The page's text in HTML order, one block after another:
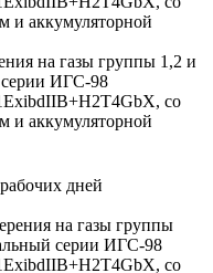
на газы группы 1,2 и
серии ИГС-98
со
и аккумуляторной
дней